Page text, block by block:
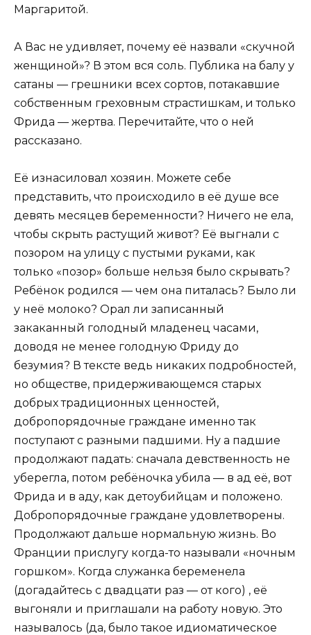
Маргаритой.
А Вас не удивляет, почему её назвали «скучной
женщиной»? В этом вся соль. Публика на балу у
сатаны — грешники всех сортов, потакавшие
собственным греховным страстишкам, и только
Фрида — жертва. Перечитайте, что о ней
рассказано.
Её изнасиловал хозяин. Можете себе
представить, что происходило в её душе все
девять месяцев беременности? Ничего не ела,
чтобы скрыть растущий живот? Её выгнали с
позором на улицу с пустыми руками, как
только «позор» больше нельзя было скрывать?
Ребёнок родился — чем она питалась? Было ли
у неё молоко? Орал ли записанный
закаканный голодный младенец часами,
доводя не менее голодную Фриду до
безумия? В тексте ведь никаких подробностей,
но обществе, придерживающемся старых
добрых традиционных ценностей,
добропорядочные граждане именно так
поступают с разными падшими. Ну а падшие
продолжают падать: сначала девственность не
уберегла, потом ребёночка убила — в ад её, вот
Фрида и в аду, как детоубийцам и положено.
Добропорядочные граждане удовлетворены.
Продолжают дальше нормальную жизнь. Во
Франции прислугу когда-то называли «ночным
горшком». Когда служанка беременела
(догадайтесь с двадцати раз — от кого) , её
выгоняли и приглашали на работу новую. Это
называлось (да, было такое идиоматическое